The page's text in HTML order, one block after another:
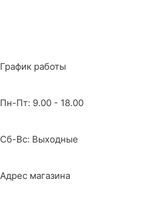
График работы
Пн-Пт: 9.00 - 18.00
Сб-Вс: Выходные
Адрес магазина